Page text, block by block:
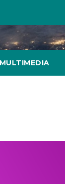
MULTIMEDIA